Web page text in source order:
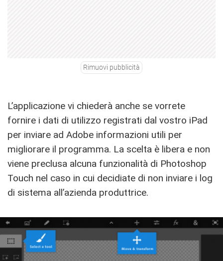
Rimuovi pubblicità
L’applicazione vi chiederà anche se vorrete
fornire i dati di utilizzo registrati dal vostro iPad
per inviare ad Adobe informazioni utili per
migliorare il programma. La scelta è libera e non
viene preclusa alcuna funzionalità di Photoshop
Touch nel caso in cui decidiate di non inviare i log
di sistema all’azienda produttrice.